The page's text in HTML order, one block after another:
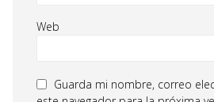
Web
Guarda mi nombre, correo